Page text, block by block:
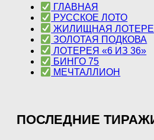
ГЛАВНАЯ
РУССКОЕ ЛОТО
ЖИЛИЩНАЯ
ЗОЛОТАЯ ПОДКОВА
ЛОТЕРЕЯ «6 ИЗ 36»
БИНГО 75
МЕЧТАЛЛИОН
ПОСЛЕДНИЕ